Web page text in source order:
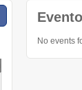
No events